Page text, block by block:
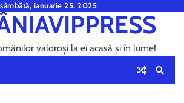
sâmbătă, ianuarie 25, 2025
valoroși la ei acasă și în lume!